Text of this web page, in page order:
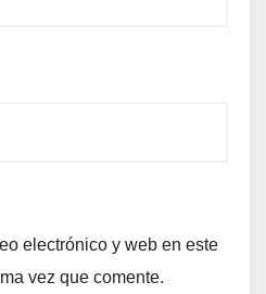
electrónico y web en este
vez que comente.